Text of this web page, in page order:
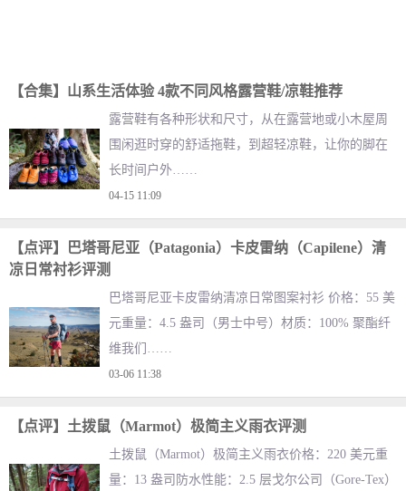
【合集】山系生活体验 4款不同风格露营鞋/凉鞋推荐
露营鞋有各种形状和尺寸，从在露营地或小木屋周
围闲逛时穿的舒适拖鞋，到超轻凉鞋，让你的脚在
长时间户外……
04-15 11:09
【点评】巴塔哥尼亚（Patagonia）卡皮雷纳（Capilene）清
凉日常衬衫评测
巴塔哥尼亚卡皮雷纳清凉日常图案衬衫 价格：55 美
元重量：4.5 盎司（男士中号）材质：100% 聚酯纤
维我们……
03-06 11:38
【点评】土拨鼠（Marmot）极简主义雨衣评测
土拨鼠（Marmot）极简主义雨衣价格：220 美元重
量：13 盎司防水性能：2.5 层戈尔公司（Gore-Tex）